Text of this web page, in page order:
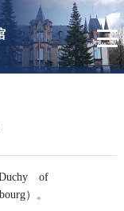
Duchy of
）。